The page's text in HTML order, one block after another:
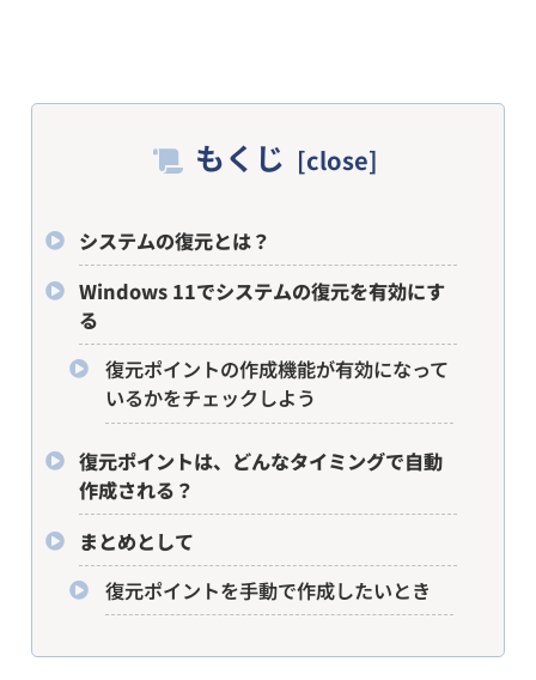
もくじ
システムの復元とは？
Windows 11でシステムの復元を有効にす
る
復元ポイントの作成機能が有効になって
いるかをチェックしよう
復元ポイントは、どんなタイミングで自動
作成される？
まとめとして
復元ポイントを手動で作成したいとき